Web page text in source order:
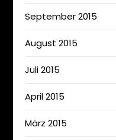
September 2015
August 2015
Juli 2015
April 2015
März 2015